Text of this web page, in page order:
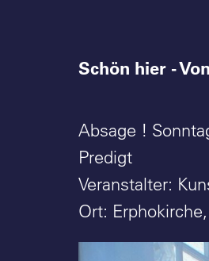
Schön hier -
Absage !
Predigt
Veranstalter:
Ort: